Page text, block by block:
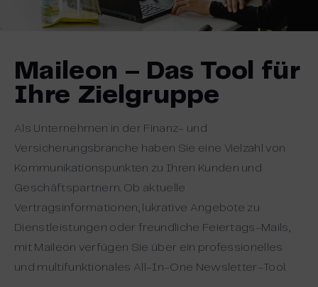
Maileon – Das Tool für
Ihre Zielgruppe
Als Unternehmen in der Finanz- und
Versicherungsbranche haben Sie eine Vielzahl von
Kommunikationspunkten zu Ihren Kunden und
Geschäftspartnern. Ob aktuelle
Vertragsinformationen, lukrative Angebote zu
Dienstleistungen oder freundliche Feiertags-Mails,
mit Maileon verfügen Sie über ein professionelles
und multifunktionales All-In-One Newsletter-Tool.